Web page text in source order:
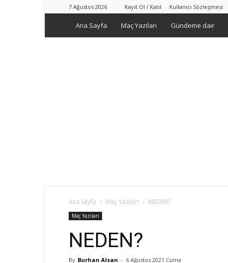
7 Ağustos 2026 Kayıt Ol / Katıl Kullanıcı Sözleşmesi
Ana Sayfa Maç Yazıları Gündeme dair
Ana Sayfa Maç Yazıları NEDEN?
Maç Yazıları
NEDEN?
By Burhan Alsan - 6 Ağustos 2021 Cuma